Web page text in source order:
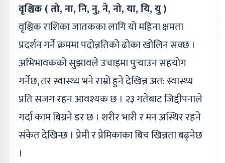
वृश्चिक ( तो, ना, नि, नु, ने, नो, या, यि, यु )
वृश्चिक राशिका जातकका लागि यो महिना क्षमता
प्रदर्शन गर्ने क्रममा पदोन्नतिको ढोका खोलिन सक्छ ।
अभिभावकको सुझावले उचाइमा पुर्‍याउन सहयोग
गर्नेछ, तर स्वास्थ्य भने राम्रो हुने देखिन्न अत: स्वास्थ्य
प्रति सजग रहन आवश्यक छ । २३ गतेबाट जिद्दीपनाले
गर्दा काम बिग्रने डर छ । शरीर भारी र मन अस्थिर रहने
संकेत देखिन्छ । प्रेमी र प्रेमिकाका बिच खिन्नता बढ्नेछ
।